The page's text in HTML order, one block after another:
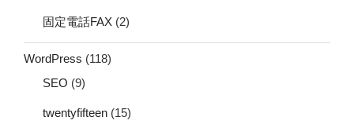
固定電話FAX (2)
WordPress (118)
SEO (9)
twentyfifteen (15)